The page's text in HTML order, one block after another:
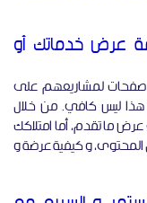
عرض خدماتك أو
صفحات لمشاريعهم على
هذا ليس كافي. من خلال
ما تقدم، أما امتلاكك
و كيفية عرضة و